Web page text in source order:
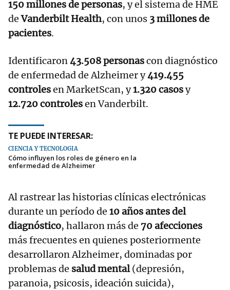
150 millones de personas, y el sistema de HME
deVanderbilt Health, con unos 3 millones de
pacientes.
Identificaron43.508 personascon diagnóstico
de enfermedad de Alzheimer y419.455
controlesen MarketScan, y1.320 casosy
12.720 controlesen Vanderbilt.
TE PUEDE INTERESAR:
CIENCIA Y TECNOLOGÍA
Cómo influyen los roles de género en la
enfermedad de Alzheimer
Al rastrear las historias clínicas electrónicas
durante un período de 10 años antes del
diagnóstico, hallaron más de 70 afecciones
más frecuentes en quienes posteriormente
desarrollaron Alzheimer, dominadas por
problemas de salud mental(depresión,
paranoia, psicosis, ideación suicida),